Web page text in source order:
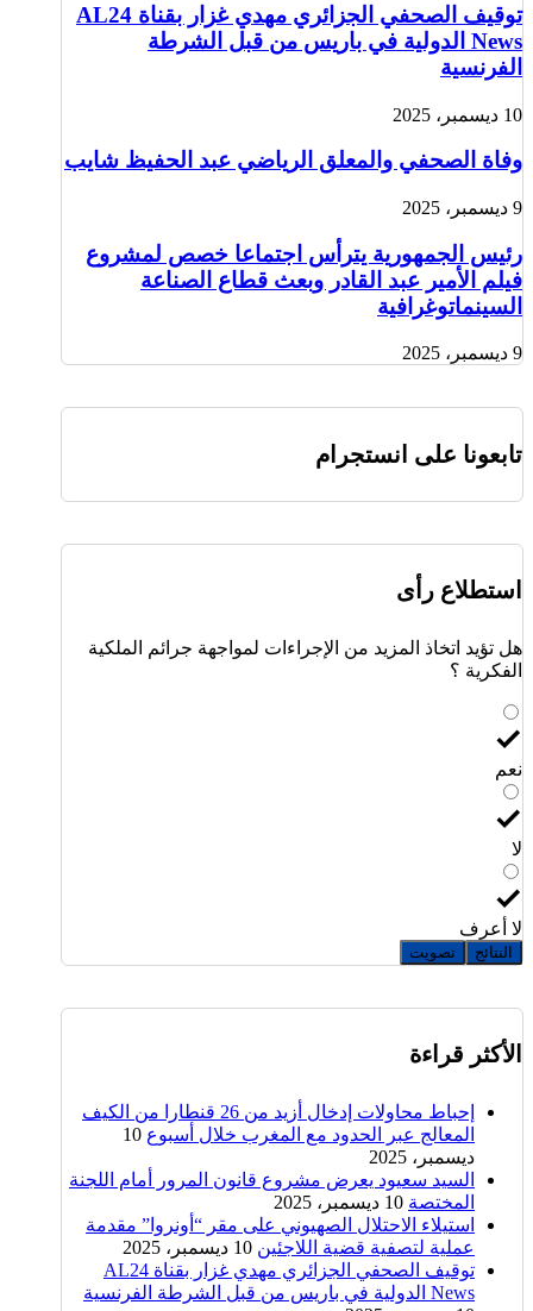
توقيف الصحفي الجزائري مهدي غزار بقناة AL24
News الدولية في باريس من قبل الشرطة
الفرنسية
10 ديسمبر، 2025
وفاة الصحفي والمعلق الرياضي عبد الحفيظ شايب
9 ديسمبر، 2025
رئيس الجمهورية يترأس اجتماعا خصص لمشروع
فيلم الأمير عبد القادر وبعث قطاع الصناعة
السينماتوغرافية
9 ديسمبر، 2025
تابعونا على انستجرام
استطلاع رأى
هل تؤيد اتخاذ المزيد من الإجراءات لمواجهة جرائم الملكية
الفكرية ؟
نعم
لا
لا أعرف
النتائج تصويت
الأكثر قراءة
إحباط محاولات إدخال أزيد من 26 قنطارا من الكيف
المعالج عبر الحدود مع المغرب خلال أسبوع 10
ديسمبر، 2025
السيد سعيود يعرض مشروع قانون المرور أمام اللجنة
المختصة 10 ديسمبر، 2025
استيلاء الاحتلال الصهيوني على مقر “أونروا” مقدمة
عملية لتصفية قضية اللاجئين 10 ديسمبر، 2025
توقيف الصحفي الجزائري مهدي غزار بقناة AL24
News الدولية في باريس من قبل الشرطة الفرنسية